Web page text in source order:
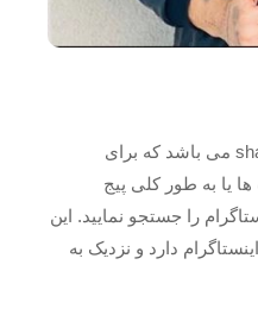
آیدی اینستاگرام این سلبریتی shahinlooo می باشد که برای
یا به طور کلی پیج
را جستجو نمایید. این
فالوور در اینستاگرام دارد و نزدیک به